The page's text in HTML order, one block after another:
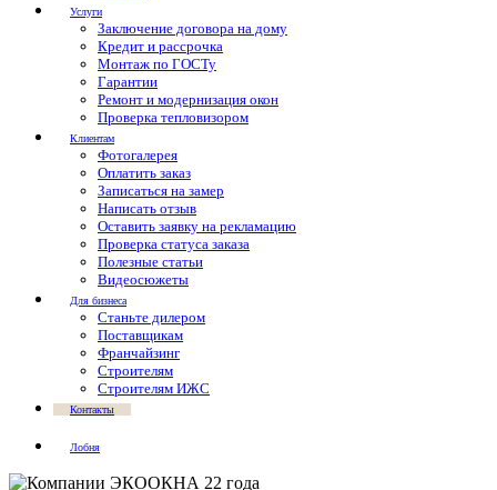
Услуги
Заключение договора на дому
Кредит и рассрочка
Монтаж по ГОСТу
Гарантии
Ремонт и модернизация окон
Проверка тепловизором
Клиентам
Фотогалерея
Оплатить заказ
Записаться на замер
Написать отзыв
Оставить заявку на рекламацию
Проверка статуса заказа
Полезные статьи
Видеосюжеты
Для бизнеса
Станьте дилером
Поставщикам
Франчайзинг
Строителям
Строителям ИЖС
Контакты
Лобня